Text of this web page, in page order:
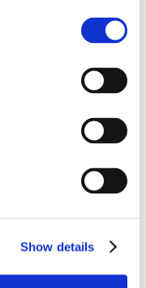
Show details
2026 della